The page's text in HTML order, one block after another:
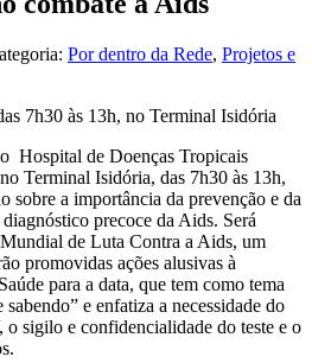
Por dentro da Rede, Projetos e
7h30 às 13h, no Terminal Isidória
Hospital de Doenças Tropicais
Terminal Isidória, das 7h30 às 13h,
sobre a importância da prevenção e da
precoce da Aids. Será
de Luta Contra a Aids, um
promovidas ações alusivas à
para a data, que tem como tema
e enfatiza a necessidade do
sigilo e confidencialidade do teste e o